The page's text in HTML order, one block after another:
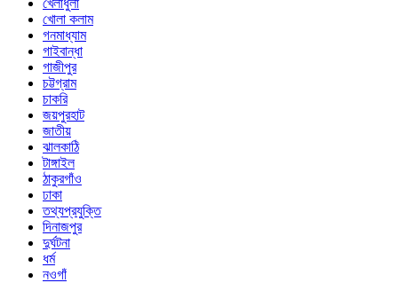
খেলাধুলা
খোলা কলাম
গনমাধ্যাম
গাইবান্ধা
গাজীপুর
চট্টগ্রাম
চাকরি
জয়পুরহাট
জাতীয়
ঝালকাঠি
টাঙ্গাইল
ঠাকুরগাঁও
ঢাকা
তথ্যপ্রযুক্তি
দিনাজপুর
দুর্ঘটনা
ধর্ম
নওগাঁ